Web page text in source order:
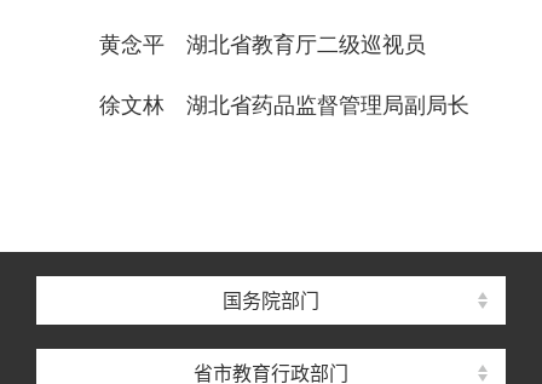
黄念平 湖北省教育厅二级巡视员
徐文林 湖北省药品监督管理局副局长
国务院部门
省市教育行政部门